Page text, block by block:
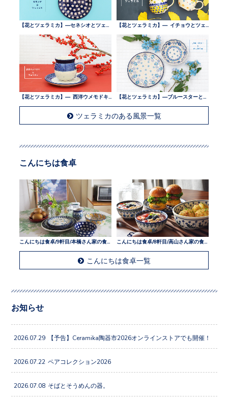
ツェラミカのある風景一覧
こんにちは食卓
こんにちは食卓/9軒目/本橋さん家の食卓
こんにちは食卓一覧
お知らせ
2026.07.29 【予告】Ceramika陶器市2026オンラインストアでも開催！
2026.07.22 ペアコレクション2026
2026.07.08 そばとそうめんの器。